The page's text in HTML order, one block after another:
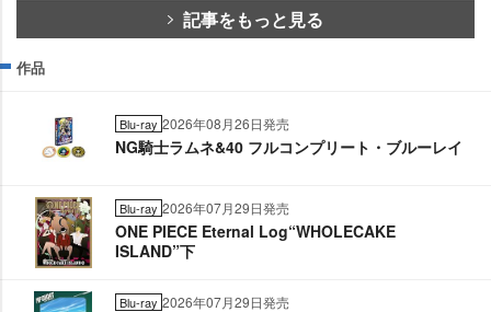
記事をもっと見る
作品
Blu-ray 2026年08月26日発売
NG騎士ラムネ&40 フルコンプリート・ブルーレイ
Blu-ray 2026年07月29日発売
ONE PIECE Eternal Log“WHOLECAKE
ISLAND”下
Blu-ray 2026年07月29日発売